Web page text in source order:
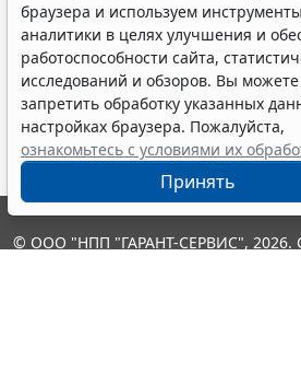
Показать все
браузера и используем инструменты
аналитики в целях улучшения и
работоспособности сайта,
исследований и обзоров. Вы можете
запретить обработку указанных
настройках браузера. Пожалуйста,
ознакомьтесь с условиями их
Принять
© ООО "НПП "ГАРАНТ-СЕРВИС", 2026.